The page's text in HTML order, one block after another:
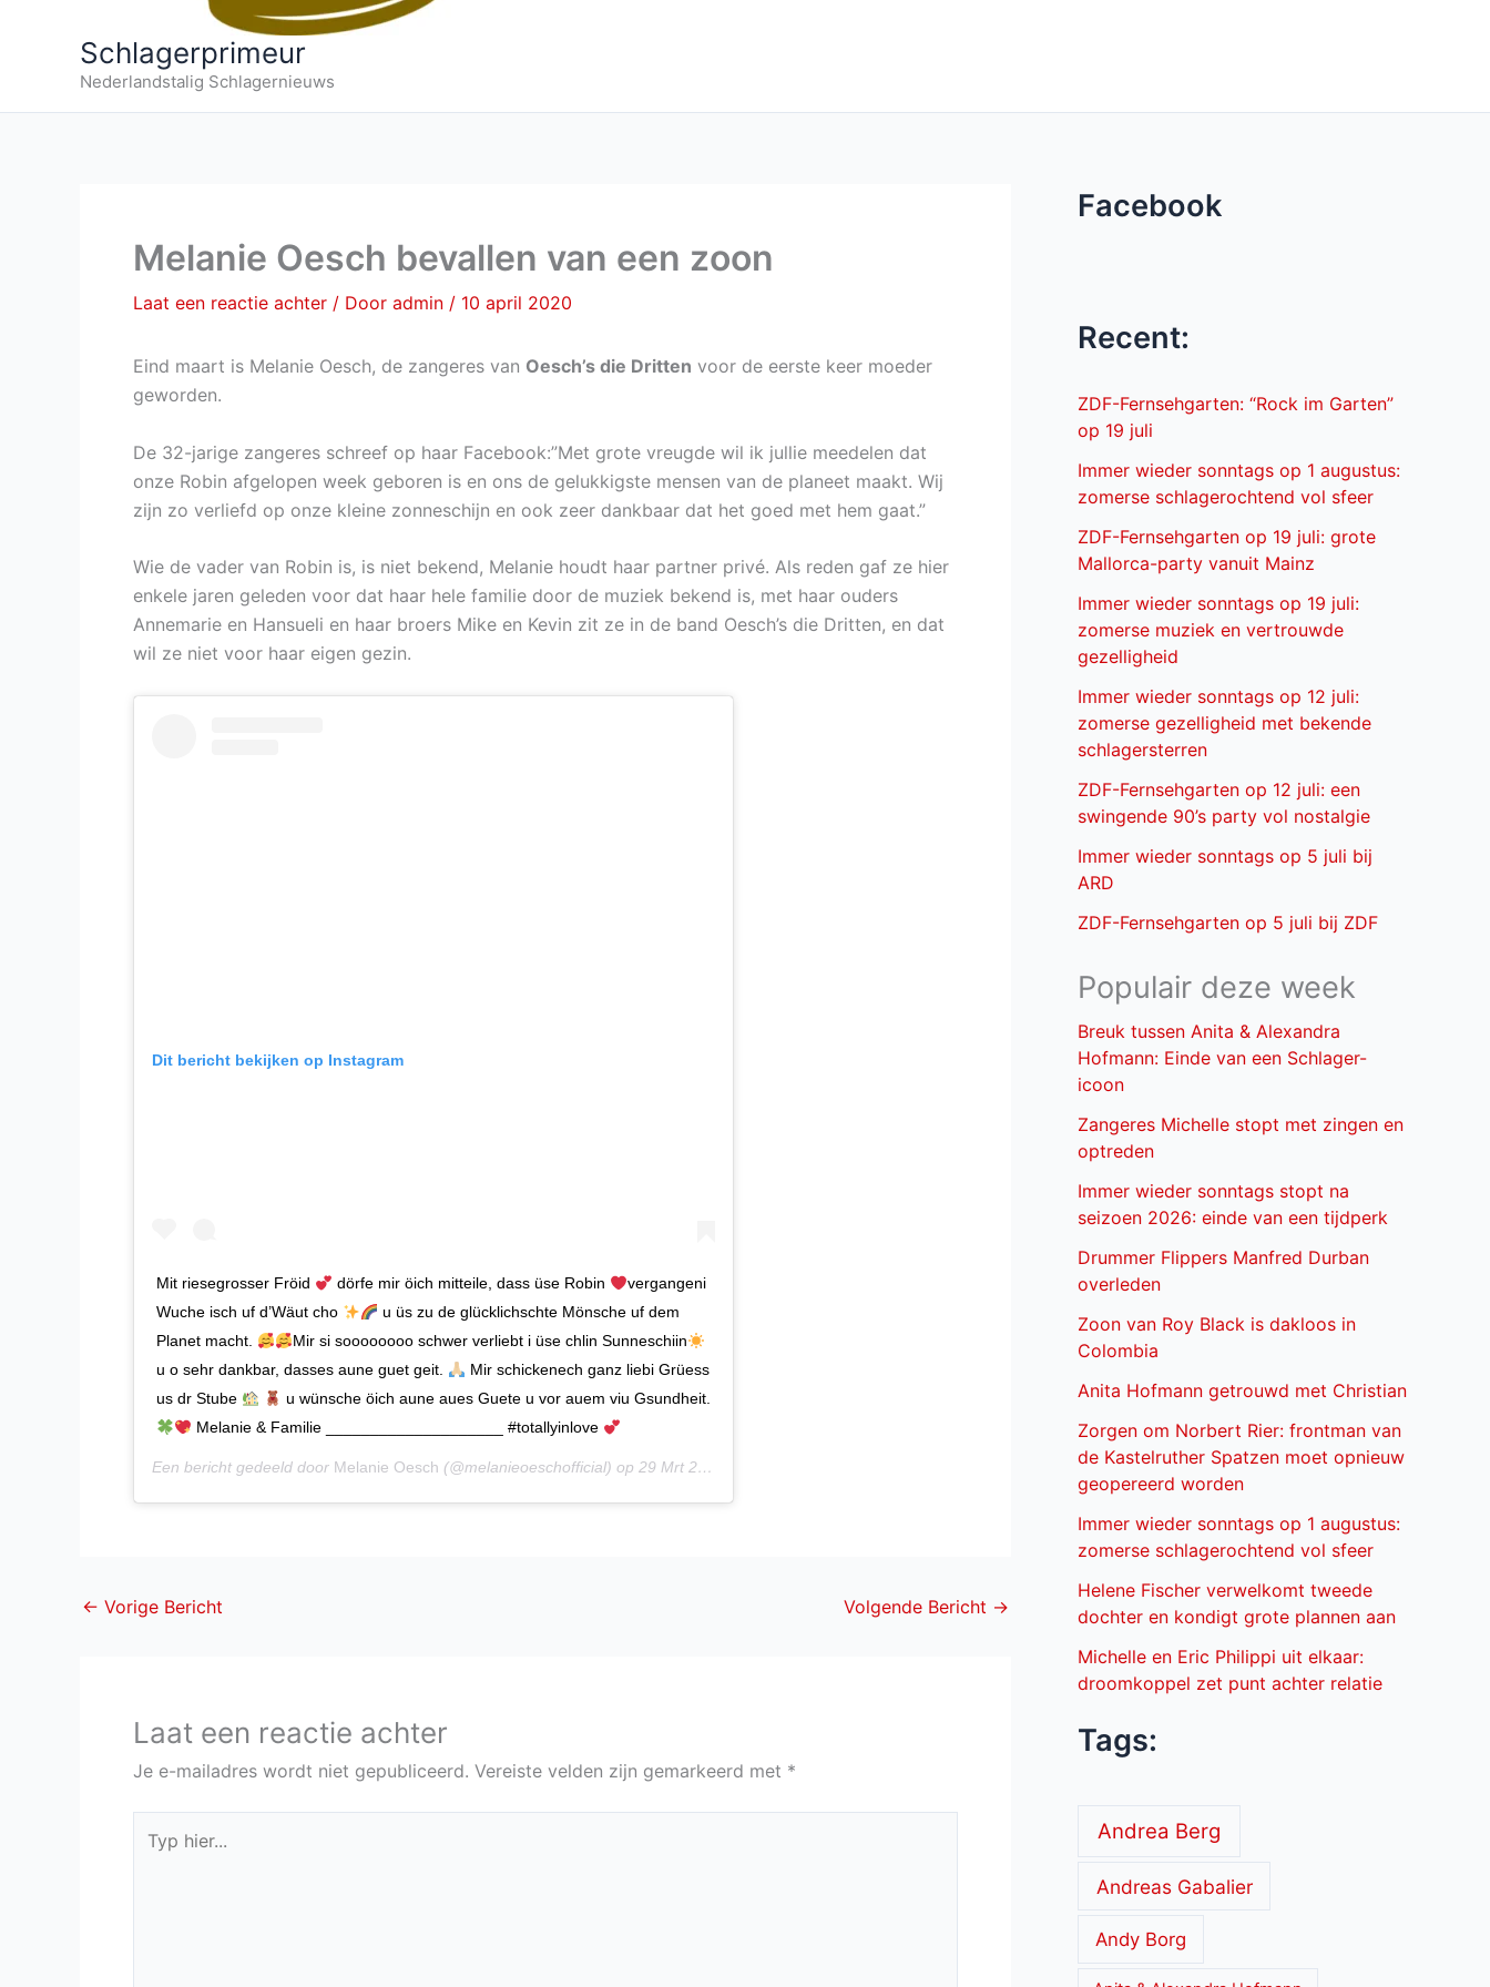
Schlagerprimeur
Nederlandstalig Schlagernieuws
Melanie Oesch bevallen van een zoon
Laat een reactie achter / Door admin / 10 april 2020
Eind maart is Melanie Oesch, de zangeres van Oesch’s die Dritten voor de eerste keer moeder
geworden.
De 32-jarige zangeres schreef op haar Facebook:”Met grote vreugde wil ik jullie meedelen dat
onze Robin afgelopen week geboren is en ons de gelukkigste mensen van de planeet maakt. Wij
zijn zo verliefd op onze kleine zonneschijn en ook zeer dankbaar dat het goed met hem gaat.”
Wie de vader van Robin is, is niet bekend, Melanie houdt haar partner privé. Als reden gaf ze hier
enkele jaren geleden voor dat haar hele familie door de muziek bekend is, met haar ouders
Annemarie en Hansueli en haar broers Mike en Kevin zit ze in de band Oesch’s die Dritten, en dat
wil ze niet voor haar eigen gezin.
Dit bericht bekijken op Instagram
Mit riesegrosser Fröid dörfe mir öich mitteile, dass üse Robin
vergangeni
Wuche isch uf d’Wäut cho
u üs zu de glücklichschte Mönsche uf dem
Planet macht.
Mir si soooooooo schwer verliebt i üse chlin Sunneschiin
u o sehr dankbar, dasses aune guet geit.
Mir schickenech ganz liebi Grüess
us dr Stube
u wünsche öich aune aues Guete u vor auem viu Gsundheit.
Melanie & Familie ____________________ #totallyinlove
Een bericht gedeeld door Melanie Oesch (@melanieoeschofficial) op 29 Mrt 2020 om 9:16 (PDT)
← Vorige Bericht Volgende Bericht →
Laat een reactie achter
Je e-mailadres wordt niet gepubliceerd. Vereiste velden zijn gemarkeerd met *
hier...
Facebook
Recent:
ZDF-Fernsehgarten: “Rock im Garten”
op 19 juli
Immer wieder sonntags op 1 augustus:
zomerse schlagerochtend vol sfeer
ZDF-Fernsehgarten op 19 juli: grote
Mallorca-party vanuit Mainz
Immer wieder sonntags op 19 juli:
zomerse muziek en vertrouwde
gezelligheid
Immer wieder sonntags op 12 juli:
zomerse gezelligheid met bekende
schlagersterren
ZDF-Fernsehgarten op 12 juli: een
swingende 90’s party vol nostalgie
Immer wieder sonntags op 5 juli bij
ARD
ZDF-Fernsehgarten op 5 juli bij ZDF
Populair deze week
Breuk tussen Anita & Alexandra
Hofmann: Einde van een Schlager-
icoon
Zangeres Michelle stopt met zingen en
optreden
Immer wieder sonntags stopt na
seizoen 2026: einde van een tijdperk
Drummer Flippers Manfred Durban
overleden
Zoon van Roy Black is dakloos in
Colombia
Anita Hofmann getrouwd met Christian
Zorgen om Norbert Rier: frontman van
de Kastelruther Spatzen moet opnieuw
geopereerd worden
Immer wieder sonntags op 1 augustus:
zomerse schlagerochtend vol sfeer
Helene Fischer verwelkomt tweede
dochter en kondigt grote plannen aan
Michelle en Eric Philippi uit elkaar:
droomkoppel zet punt achter relatie
Tags:
Andrea Berg
Andreas Gabalier
Andy Borg